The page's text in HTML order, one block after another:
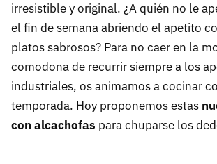
irresistible y original. ¿A quién no le
el fin de semana abriendo el apetito
platos sabrosos? Para no caer en la
comodona de recurrir siempre a los
industriales, os animamos a cocinar
temporada. Hoy proponemos estas
con alcachofas para chuparse los